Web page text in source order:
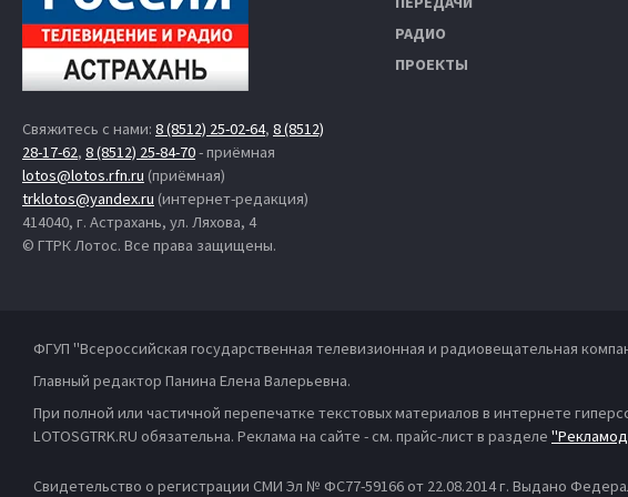
Свяжитесь с нами: 8 (8512) 25-02-64, 8 (8512)
28-17-62, 8 (8512) 25-84-70- приёмная
lotos@lotos.rfn.ru (приёмная)
trklotos@yandex.ru (интернет-редакция)
414040, г. Астрахань, ул. Ляхова, 4
© ГТРК Лотос. Все права защищены.
РАДИО
ПРОЕКТЫ
ФГУП "Всероссийская государственная телевизионная и радиовещательная
Главный редактор Панина Елена Валерьевна.
При полной или частичной перепечатке текстовых материалов в интернете
LOTOSGTRK.RU обязательна. Реклама на сайте - см. прайс-лист в разделе
Свидетельство о регистрации СМИ Эл № ФС77-59166 от 22.08.2014 г. Выдано